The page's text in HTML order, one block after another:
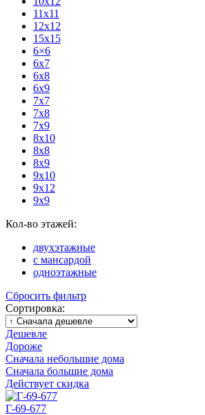
11х11
12х12
15х15
6×6
6x7
6x8
6x9
7x7
7x8
7x9
8x10
8x8
8x9
9x10
9x12
9x9
Кол-во этажей:
двухэтажные
с мансардой
одноэтажные
Сбросить фильтр
Сортировка:
Дешевле
Дороже
Сначала небольшие дома
Сначала большие дома
Действует скидка
Г-69-677